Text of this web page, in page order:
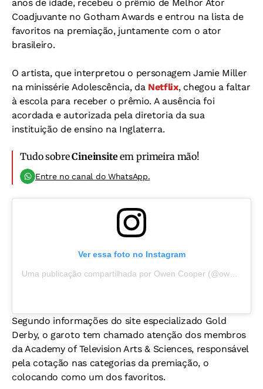
anos de idade, recebeu o prêmio de Melhor Ator
Coadjuvante no Gotham Awards e entrou na lista de
favoritos na premiação, juntamente com o ator
brasileiro.
O artista, que interpretou o personagem Jamie Miller
na minissérie Adolescência, da Netflix, chegou a faltar
à escola para receber o prêmio. A ausência foi
acordada e autorizada pela diretoria da sua
instituição de ensino na Inglaterra.
Tudo sobreCineinsiteem primeira mão!
Entre no canal do WhatsApp.
Ver essa foto no Instagram
Uma publicação compartilhada por Owen Cooper (@owencoooper)
Segundo informações do site especializado Gold
Derby, o garoto tem chamado atenção dos membros
da Academy of Television Arts & Sciences, responsável
pela cotação nas categorias da premiação, o
colocando como um dos favoritos.